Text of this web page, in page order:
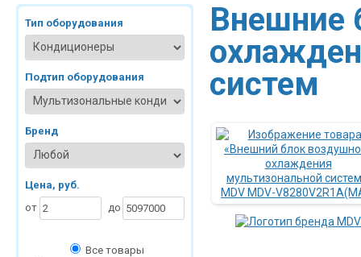
Тип оборудования
Подтип оборудования
Бренд
Цена, руб.
от
до
Все товары
Внешние
систем